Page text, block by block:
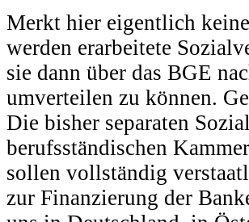
Merkt hier eigentlich
werden erarbeitete
sie dann über das BGE
umverteilen zu können.
Die bisher separaten
berufsständischen
sollen vollständig
zur Finanzierung der